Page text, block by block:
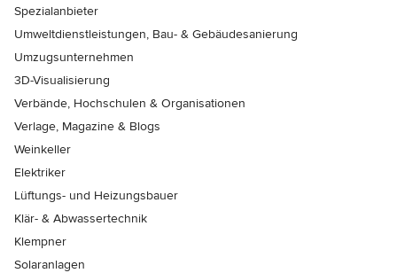
Spezialanbieter
Umweltdienstleistungen, Bau- & Gebäudesanierung
Umzugsunternehmen
3D-Visualisierung
Verbände, Hochschulen & Organisationen
Verlage, Magazine & Blogs
Weinkeller
Elektriker
Lüftungs- und Heizungsbauer
Klär- & Abwassertechnik
Klempner
Solaranlagen